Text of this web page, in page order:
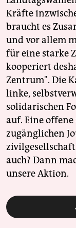
Kräfte
braucht es
und vor allem
für eine starke
kooperiert
Zentrum". Die
linke,
solidarischen
auf. Eine
zugänglichen
auch? Dann
unsere Aktion.